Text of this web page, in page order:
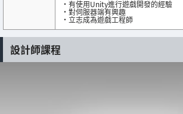
・有使用Unity進行遊戲開發的經驗
・對伺服器端有興趣
・立志成為遊戲工程師
設計師課程